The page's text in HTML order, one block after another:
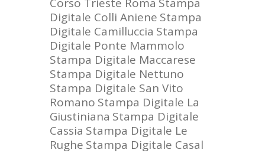
Digitale Colli Aniene Stampa
Digitale Camilluccia Stampa
Digitale Ponte Mammolo
Stampa Digitale Maccarese
Stampa Digitale Nettuno
Stampa Digitale San Vito
Romano Stampa Digitale La
Giustiniana Stampa Digitale
Cassia Stampa Digitale Le
Rughe Stampa Digitale Casal